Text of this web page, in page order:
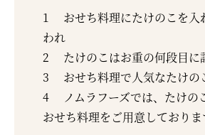
1
おせち料理にたけのこを入
われ
2
たけのこはお重の何段目に
3
おせち料理で人気なたけの
4
ノムラフーズでは、たけの
おせち料理をご用意しておりま